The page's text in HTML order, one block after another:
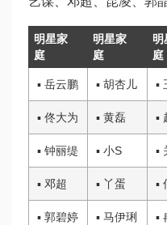
明星家
庭
明星家
庭
明
庭
▪ 岳云鹏 ▪ 胡杏儿 ▪
▪ 佟大为 ▪ 黄磊 ▪
▪ 钟丽缇 ▪ 小S ▪
▪ 邓超 ▪ 丫蛋 ▪
▪ 郭碧婷 ▪ 马伊琍 ▪